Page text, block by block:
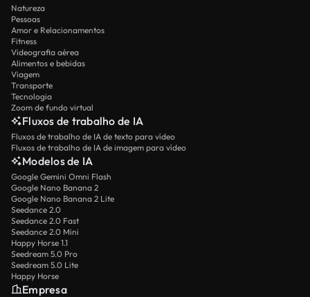
Natureza
Pessoas
Amor e Relacionamentos
Fitness
Videografia aérea
Alimentos e bebidas
Viagem
Transporte
Tecnologia
Zoom de fundo virtual
Fluxos de trabalho de IA
Fluxos de trabalho de IA de texto para vídeo
Fluxos de trabalho de IA de imagem para vídeo
Modelos de IA
Google Gemini Omni Flash
Google Nano Banana 2
Google Nano Banana 2 Lite
Seedance 2.0
Seedance 2.0 Fast
Seedance 2.0 Mini
Happy Horse 1.1
Seedream 5.0 Pro
Seedream 5.0 Lite
Happy Horse
Empresa